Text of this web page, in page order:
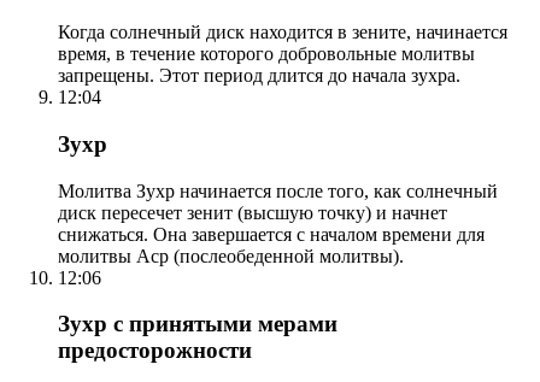
Когда солнечный диск находится в зените, начинается
время, в течение которого добровольные молитвы
запрещены. Этот период длится до начала зухра.
12:04
Зухр
Молитва Зухр начинается после того, как солнечный
диск пересечет зенит (высшую точку) и начнет
снижаться. Она завершается с началом времени для
молитвы Аср (послеобеденной молитвы).
12:06
Зухр с принятыми мерами
предосторожности